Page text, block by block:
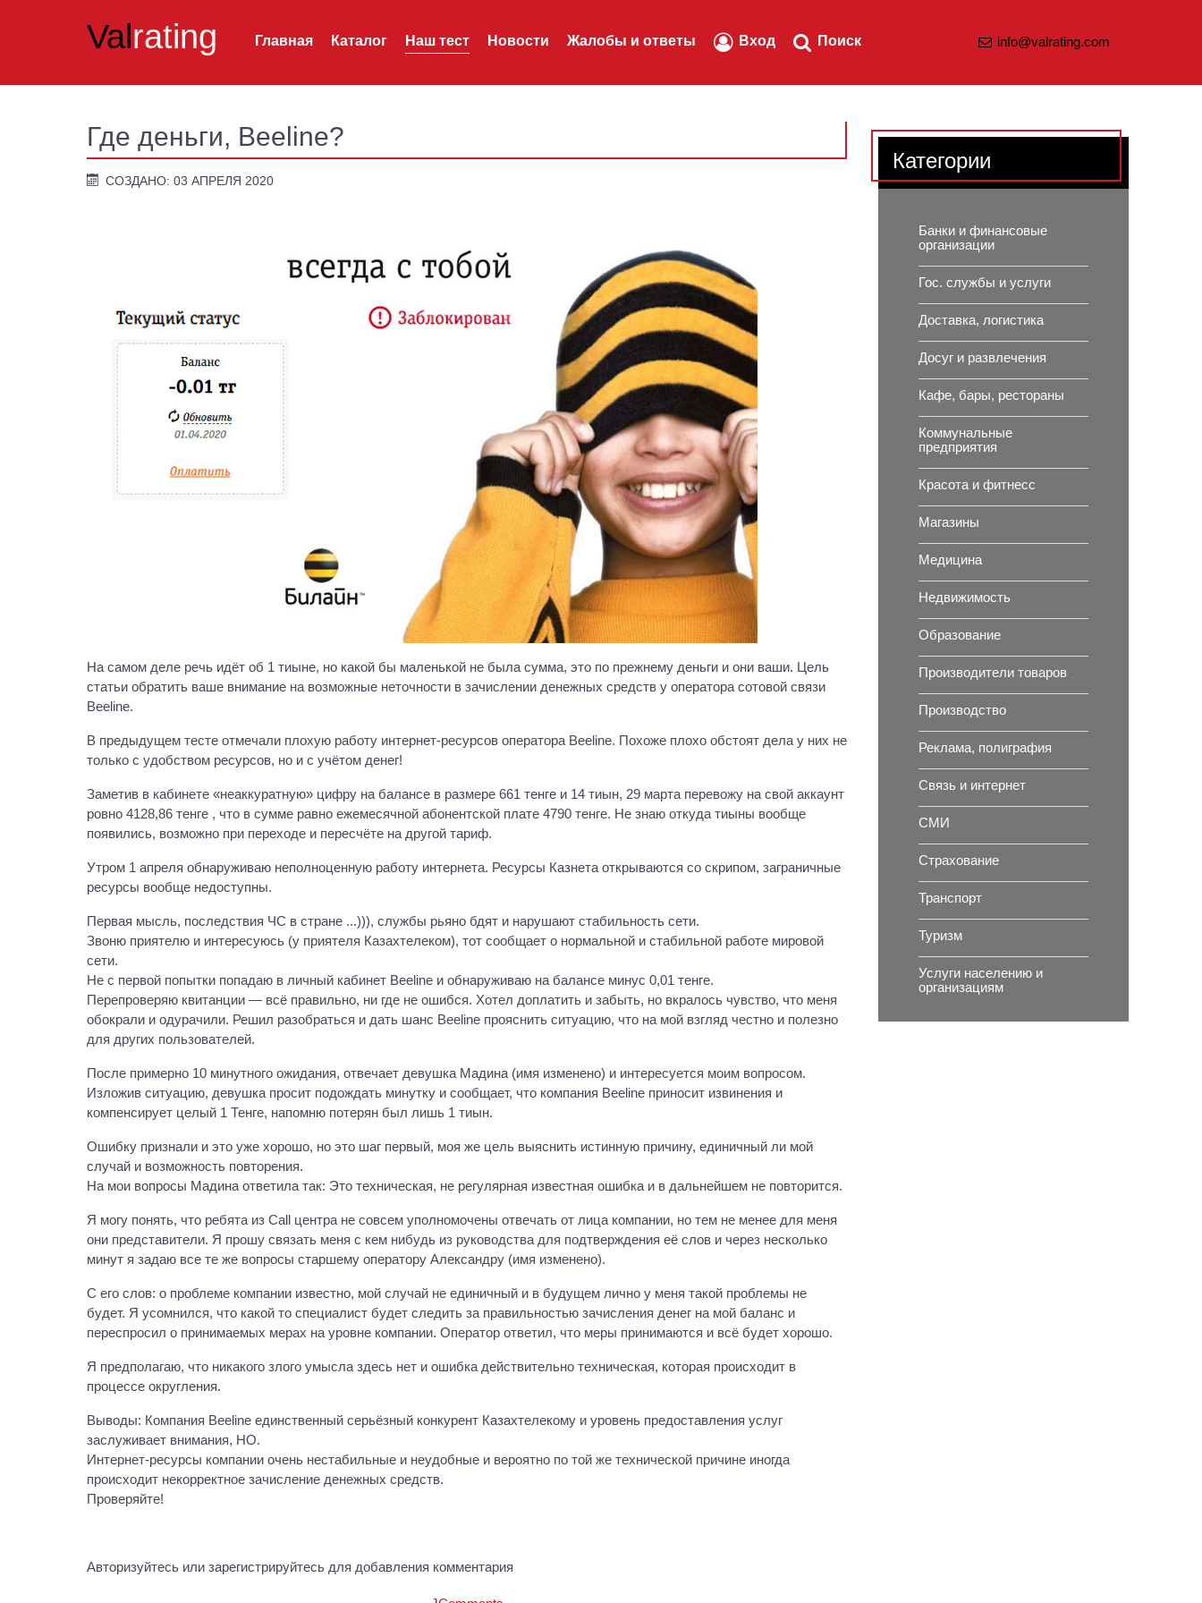
Valrating Главная Каталог Наш тест Новости Жалобы и ответы Вход Поиск info@valrating.com
Где деньги, Beeline?
СОЗДАНО: 03 АПРЕЛЯ 2020
На самом деле речь идёт об 1 тиыне, но какой бы маленькой не была сумма, это по прежнему деньги и они ваши. Цель
статьи обратить ваше внимание на возможные неточности в зачислении денежных средств у оператора сотовой связи
Beeline.
В предыдущем тесте отмечали плохую работу интернет-ресурсов оператора Beeline. Похоже плохо обстоят дела у них не
только с удобством ресурсов, но и с учётом денег!
Заметив в кабинете «неаккуратную» цифру на балансе в размере 661 тенге и 14 тиын, 29 марта перевожу на свой аккаунт
ровно 4128,86 тенге , что в сумме равно ежемесячной абонентской плате 4790 тенге. Не знаю откуда тиыны вообще
появились, возможно при переходе и пересчёте на другой тариф.
Утром 1 апреля обнаруживаю неполноценную работу интернета. Ресурсы Казнета открываются со скрипом, заграничные
ресурсы вообще недоступны.
Первая мысль, последствия ЧС в стране ...))), службы рьяно бдят и нарушают стабильность сети.
Звоню приятелю и интересуюсь (у приятеля Казахтелеком), тот сообщает о нормальной и стабильной работе мировой
сети.
Не с первой попытки попадаю в личный кабинет Beeline и обнаруживаю на балансе минус 0,01 тенге.
Перепроверяю квитанции — всё правильно, ни где не ошибся. Хотел доплатить и забыть, но вкралось чувство, что меня
обокрали и одурачили. Решил разобраться и дать шанс Beeline прояснить ситуацию, что на мой взгляд честно и полезно
для других пользователей.
После примерно 10 минутного ожидания, отвечает девушка Мадина (имя изменено) и интересуется моим вопросом.
Изложив ситуацию, девушка просит подождать минутку и сообщает, что компания Beeline приносит извинения и
компенсирует целый 1 Тенге, напомню потерян был лишь 1 тиын.
Ошибку признали и это уже хорошо, но это шаг первый, моя же цель выяснить истинную причину, единичный ли мой
случай и возможность повторения.
На мои вопросы Мадина ответила так: Это техническая, не регулярная известная ошибка и в дальнейшем не повторится.
Я могу понять, что ребята из Call центра не совсем уполномочены отвечать от лица компании, но тем не менее для меня
они представители. Я прошу связать меня с кем нибудь из руководства для подтверждения её слов и через несколько
минут я задаю все те же вопросы старшему оператору Александру (имя изменено).
С его слов: о проблеме компании известно, мой случай не единичный и в будущем лично у меня такой проблемы не
будет. Я усомнился, что какой то специалист будет следить за правильностью зачисления денег на мой баланс и
переспросил о принимаемых мерах на уровне компании. Оператор ответил, что меры принимаются и всё будет хорошо.
Я предполагаю, что никакого злого умысла здесь нет и ошибка действительно техническая, которая происходит в
процессе округления.
Выводы: Компания Beeline единственный серьёзный конкурент Казахтелекому и уровень предоставления услуг
заслуживает внимания, НО.
Интернет-ресурсы компании очень нестабильные и неудобные и вероятно по той же технической причине иногда
происходит некорректное зачисление денежных средств.
Проверяйте!
Авторизуйтесь или зарегистрируйтесь для добавления комментария
Категории
Банки и финансовые
организации
Гос. службы и услуги
Доставка, логистика
Досуг и развлечения
Кафе, бары, рестораны
Коммунальные
предприятия
Красота и фитнесс
Магазины
Медицина
Недвижимость
Образование
Производители товаров
Производство
Реклама, полиграфия
Связь и интернет
СМИ
Страхование
Транспорт
Туризм
Услуги населению и
организациям